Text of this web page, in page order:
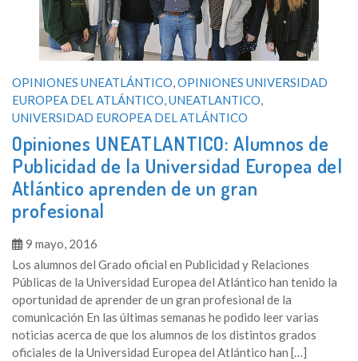
OPINIONES UNEATLÁNTICO,OPINIONES UNIVERSIDAD
EUROPEA DEL ATLÁNTICO,UNEATLANTICO,
UNIVERSIDAD EUROPEA DEL ATLÁNTICO
Opiniones UNEATLANTICO: Alumnos de
Publicidad de la Universidad Europea del
Atlántico aprenden de un gran
profesional
9 mayo, 2016
Los alumnos del Grado oficial en Publicidad y Relaciones
Públicas de la Universidad Europea del Atlántico han tenido la
oportunidad de aprender de un gran profesional de la
comunicación En las últimas semanas he podido leer varias
noticias acerca de que los alumnos de los distintos grados
oficiales de la Universidad Europea del Atlántico han […]